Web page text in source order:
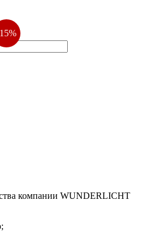
компании WUNDERLICHT